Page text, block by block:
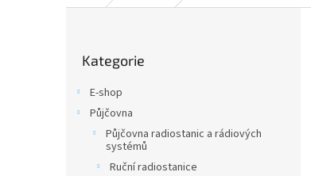
kategorie
Kategorie
E-shop
Půjčovna
Půjčovna radiostanic a rádiových
systémů
Ruční radiostanice